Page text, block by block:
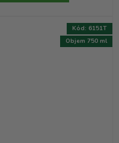
Objem 750 ml
Kód: 6151T